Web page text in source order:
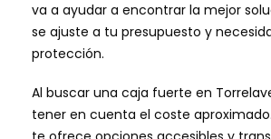
va a ayudar a encontrar la mejor
se ajuste a tu presupuesto y
protección.
Al buscar una caja fuerte en
tener en cuenta el coste